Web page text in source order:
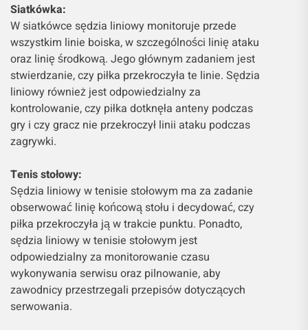
Siatkówka:
W siatkówce sędzia liniowy monitoruje przede
wszystkim linie boiska, w szczególności linię ataku
oraz linię środkową. Jego głównym zadaniem jest
stwierdzanie, czy piłka przekroczyła te linie. Sędzia
liniowy również jest odpowiedzialny za
kontrolowanie, czy piłka dotknęła anteny podczas
gry i czy gracz nie przekroczył linii ataku podczas
zagrywki.
Tenis stołowy:
Sędzia liniowy w tenisie stołowym ma za zadanie
obserwować linię końcową stołu i decydować, czy
piłka przekroczyła ją w trakcie punktu. Ponadto,
sędzia liniowy w tenisie stołowym jest
odpowiedzialny za monitorowanie czasu
wykonywania serwisu oraz pilnowanie, aby
zawodnicy przestrzegali przepisów dotyczących
serwowania.